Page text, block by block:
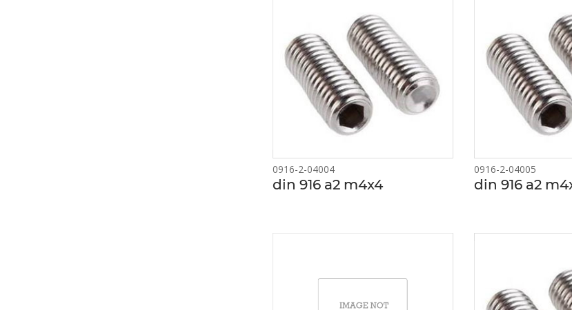
0916-2-04004
din 916 a2 m4x4
0916-2-04005
din 916 a2